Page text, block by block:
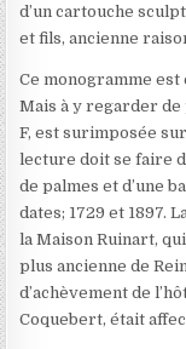
d’un cartouche
et fils, ancienne
Ce monogramme est
Mais à y regarder
F, est surimposée
lecture doit se faire
de palmes et d’une
dates; 1729 et 1897.
la Maison Ruinart,
plus ancienne de
d’achèvement de
Coquebert, était